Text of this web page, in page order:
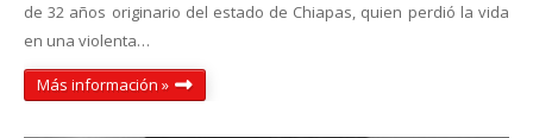
de 32 años originario del estado de Chiapas, quien perdió la vida
en una violenta…
Más información »